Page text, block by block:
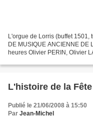
L'orgue de Lorris (buffet 1501,
DE MUSIQUE ANCIENNE DE
heures Olivier PERIN, Olivier
L'histoire de la
Publié le 21/06/2008 à 15:50
Par Jean-Michel